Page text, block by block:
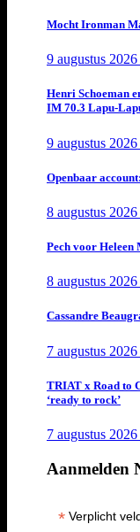
Mocht Ironman
9 augustus 2026
Henri Schoeman
IM 70.3 Lapu-
9 augustus 2026
Openbaar
8 augustus 2026
Pech voor
8 augustus 2026
Cassandre
7 augustus 2026
TRIAT x Road to
‘ready to rock’
7 augustus 2026
Aanmelden
*Verplicht